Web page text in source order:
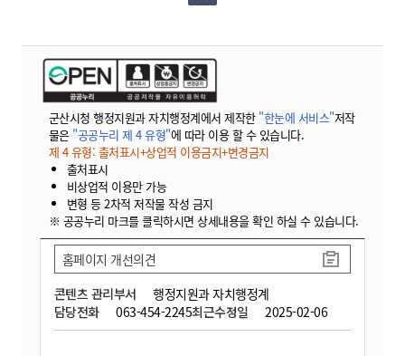
군산시청 행정지원과 자치행정계에서 제작한 "한눈에 서비스"저작
물은 "공공누리 제 4 유형"에 따라 이용 할 수 있습니다.
제 4 유형: 출처표시+상업적 이용금지+변경금지
출처표시
비상업적 이용만 가능
변형 등 2차적 저작물 작성 금지
※ 공공누리 마크를 클릭하시면 상세내용을 확인 하실 수 있습니다.
콘텐츠 관리부서
행정지원과 자치행정계
담당전화
063-454-2245최근수정일 2025-02-06
홈페이지 개선의견